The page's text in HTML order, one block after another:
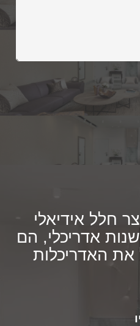
חלל אידיאלי
אדריכלי, הם
את האדריכלות